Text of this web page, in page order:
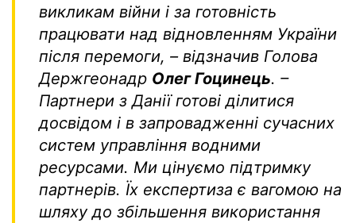
викликам війни і за готовність
працювати над відновленням України
після перемоги, – відзначив Голова
Держгеонадр Олег Гоцинець. –
Партнери з Данії готові ділитися
досвідом і в запровадженні сучасних
систем управління водними
ресурсами. Ми цінуємо підтримку
партнерів. Їх експертиза є вагомою на
шляху до збільшення використання